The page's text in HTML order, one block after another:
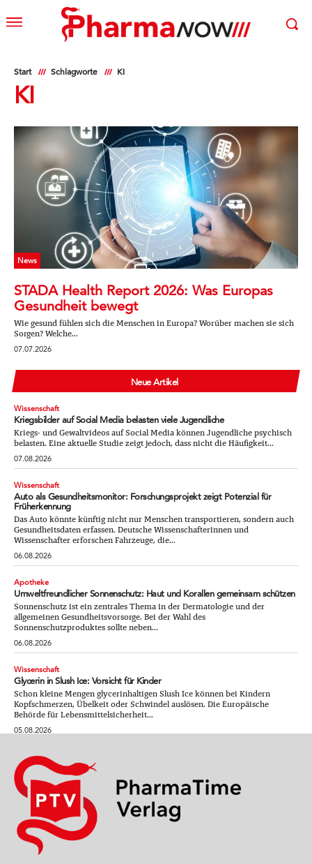
Start Schlagworte KI
KI
News
STADA Health Report 2026: Was Europas
Gesundheit bewegt
Wie gesund fühlen sich die Menschen in Europa? Worüber machen sie sich
Sorgen? Welche...
07.07.2026
Neue Artikel
Wissenschaft
Kriegsbilder auf Social Media belasten viele Jugendliche
Kriegs- und Gewaltvideos auf Social Media können Jugendliche psychisch
belasten. Eine aktuelle Studie zeigt jedoch, dass nicht die Häufigkeit...
07.08.2026
Wissenschaft
Auto als Gesundheitsmonitor: Forschungsprojekt zeigt Potenzial für
Früherkennung
Das Auto könnte künftig nicht nur Menschen transportieren, sondern auch
Gesundheitsdaten erfassen. Deutsche Wissenschafterinnen und
Wissenschafter erforschen Fahrzeuge, die...
06.08.2026
Apotheke
Umweltfreundlicher Sonnenschutz: Haut und Korallen gemeinsam schützen
Sonnenschutz ist ein zentrales Thema in der Dermatologie und der
allgemeinen Gesundheitsvorsorge. Bei der Wahl des
Sonnenschutzproduktes sollte neben...
06.08.2026
Wissenschaft
Glycerin in Slush Ice: Vorsicht für Kinder
Schon kleine Mengen glycerinhaltigen Slush Ice können bei Kindern
Kopfschmerzen, Übelkeit oder Schwindel auslösen. Die Europäische
Behörde für Lebensmittelsicherheit...
05.08.2026